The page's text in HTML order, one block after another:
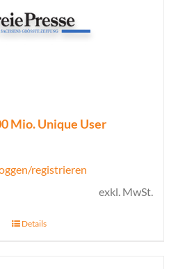
Mio. Unique User
registrieren
exkl. MwSt.
Details